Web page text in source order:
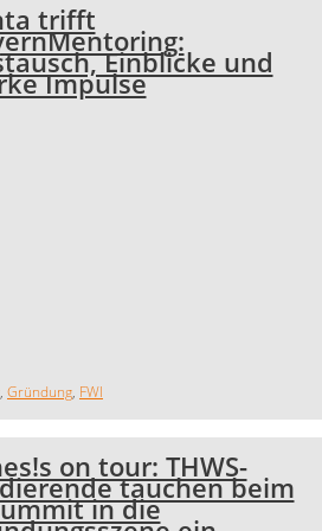
trifft
Einblicke und
Impulse
, Gründung, FWI
on tour: THWS-
tauchen beim
in die